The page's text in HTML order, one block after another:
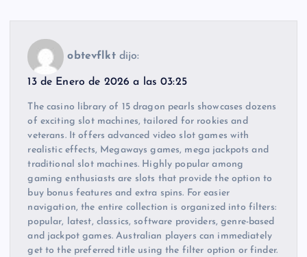
obtevflkt dijo:
13 de Enero de 2026 a las 03:25
The casino library of 15 dragon pearls showcases dozens
of exciting slot machines, tailored for rookies and
veterans. It offers advanced video slot games with
realistic effects, Megaways games, mega jackpots and
traditional slot machines. Highly popular among
gaming enthusiasts are slots that provide the option to
buy bonus features and extra spins. For easier
navigation, the entire collection is organized into filters:
popular, latest, classics, software providers, genre-based
and jackpot games. Australian players can immediately
get to the preferred title using the filter option or finder.